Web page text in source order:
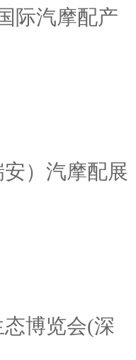
际汽摩配产
）汽摩配展
博览会(深